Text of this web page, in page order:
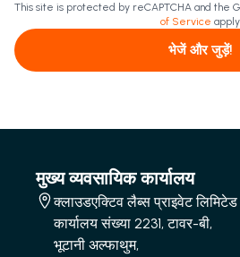
This site is protected by reCAPTCHA and the
of Service
भेजें और जुड़ें!
मुख्य व्यवसायिक कार्यालय
क्लाउडएक्टिव लैब्स प्राइवेट लिमिटेड
कार्यालय संख्या 2231, टावर-बी,
भूटानी अल्फाथुम,